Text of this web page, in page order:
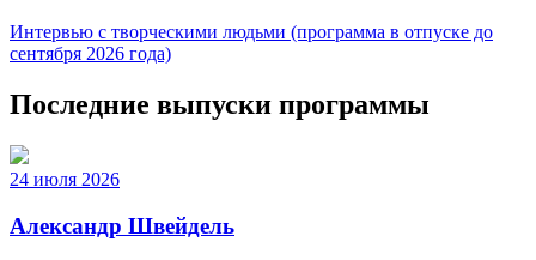
Интервью с творческими людьми (программа в отпуске до
сентября 2026 года)
Последние выпуски программы
24 июля 2026
Александр Швейдель